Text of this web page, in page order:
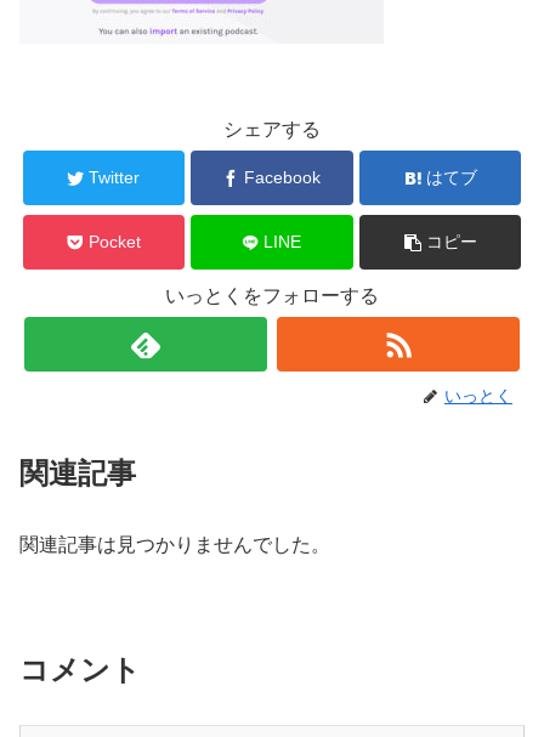
シェアする
Twitter Facebook はてブ
Pocket LINE コピー
いっとくをフォローする
いっとく
関連記事
関連記事は見つかりませんでした。
コメント